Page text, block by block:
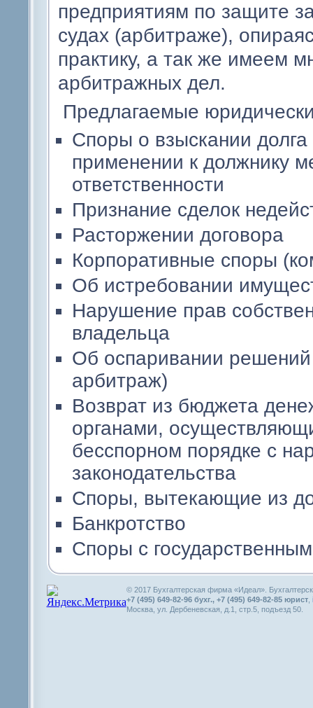
предприятиям по защите
судах (арбитраже),
практику, а так же имеем
арбитражных дел.
Предлагаемые
Споры о взыскании
применении к должнику
ответственности
Признание сделок
Расторжении договора
Корпоративные споры
Об истребовании
Нарушение прав
владельца
Об оспаривании решений
арбитраж)
Возврат из бюджета
органами,
бесспорном порядке с
законодательства
Споры, вытекающие из
Банкротство
Споры с
© 2017 Бухгалтерская фирма «Идеал».
+7 (495) 649-82-96 бухг., +7 (495) 649-82-85 юрист,
Москва, ул. Дербеневская, д.1, стр.5, подъезд 50.